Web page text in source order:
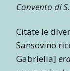
Convento di
Citate le
Sansovino
Gabriella]